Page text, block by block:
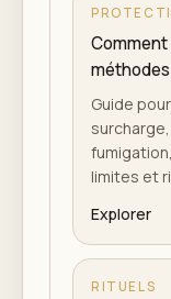
Guide
limites et
Explorer
RITUELS